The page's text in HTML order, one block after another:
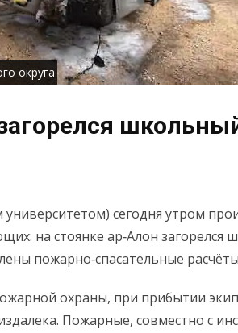
округа
сегодня утром
на стоянке ар‑Алон загорелся
пожарно‑спасательные
охраны, при прибытии
Пожарные, совместно с